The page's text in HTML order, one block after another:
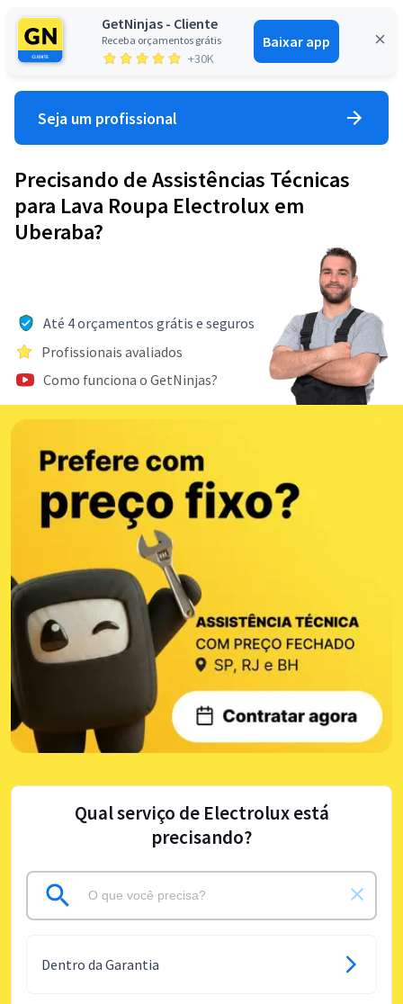
GetNinjas - Cliente
Receba orçamentos grátis
+30K
Baixar app
Entrar
Seja um profissional
Precisando de Assistências Técnicas
para Lava Roupa Electrolux em
Uberaba?
Até 4 orçamentos grátis e seguros
Profissionais avaliados
Como funciona o GetNinjas?
Qual serviço de Electrolux está
precisando?
Dentro da Garantia